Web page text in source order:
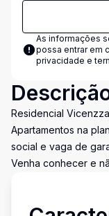
As informações
possa entrar em
privacidade e
Residencial
Apartamentos na
social e vaga de
Venha conhecer e